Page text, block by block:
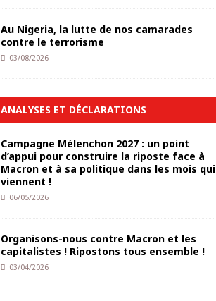
Au Nigeria, la lutte de nos camarades
contre le terrorisme
03/08/2026
ANALYSES ET DÉCLARATIONS
Campagne Mélenchon 2027 : un point
d’appui pour construire la riposte face à
Macron et à sa politique dans les mois qui
viennent !
06/05/2026
Organisons-nous contre Macron et les
capitalistes ! Ripostons tous ensemble !
03/04/2026